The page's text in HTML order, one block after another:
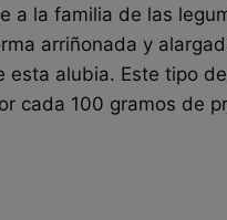
a la familia de las
arriñonada y
esta alubia. Este tipo
cada 100 gramos de